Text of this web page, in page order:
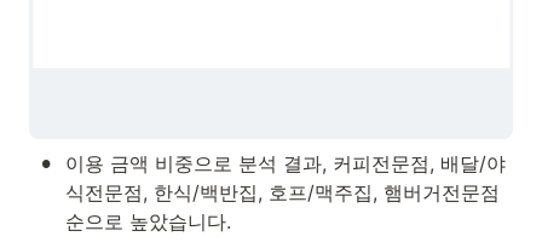
•
이용 금액 비중으로 분석 결과, 커피전문점, 배달/야
식전문점, 한식/백반집, 호프/맥주집, 햄버거전문점
순으로 높았습니다.